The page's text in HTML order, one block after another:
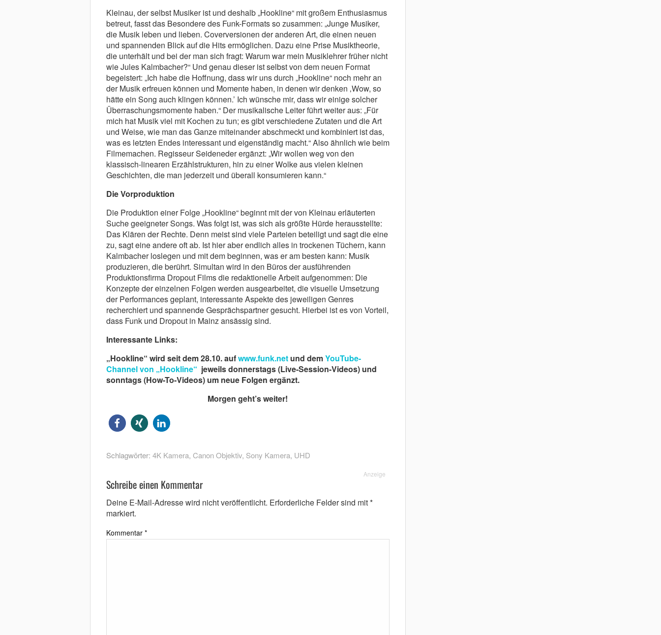
Kleinau, der selbst Musiker ist und deshalb „Hookline“ mit großem Enthusiasmus
betreut, fasst das Besondere des Funk-Formats so zusammen: „Junge Musiker,
die Musik leben und lieben. Coverversionen der anderen Art, die einen neuen
und spannenden Blick auf die Hits ermöglichen. Dazu eine Prise Musiktheorie,
die unterhält und bei der man sich fragt: Warum war mein Musiklehrer früher nicht
wie Jules Kalmbacher?“ Und genau dieser ist selbst von dem neuen Format
begeistert: „Ich habe die Hoffnung, dass wir uns durch „Hookline“ noch mehr an
der Musik erfreuen können und Momente haben, in denen wir denken ‚Wow, so
hätte ein Song auch klingen können.’ Ich wünsche mir, dass wir einige solcher
Überraschungsmomente haben.“ Der musikalische Leiter führt weiter aus: „Für
mich hat Musik viel mit Kochen zu tun; es gibt verschiedene Zutaten und die Art
und Weise, wie man das Ganze miteinander abschmeckt und kombiniert ist das,
was es letzten Endes interessant und eigenständig macht.“ Also ähnlich wie beim
Filmemachen. Regisseur Seideneder ergänzt: „Wir wollen weg von den
klassisch-linearen Erzählstrukturen, hin zu einer Wolke aus vielen kleinen
Geschichten, die man jederzeit und überall konsumieren kann.“
Die Vorproduktion
Die Produktion einer Folge „Hookline“ beginnt mit der von Kleinau erläuterten
Suche geeigneter Songs. Was folgt ist, was sich als größte Hürde herausstellte:
Das Klären der Rechte. Denn meist sind viele Parteien beteiligt und sagt die eine
zu, sagt eine andere oft ab. Ist hier aber endlich alles in trockenen Tüchern, kann
Kalmbacher loslegen und mit dem beginnen, was er am besten kann: Musik
produzieren, die berührt. Simultan wird in den Büros der ausführenden
Produktionsfirma Dropout Films die redaktionelle Arbeit aufgenommen: Die
Konzepte der einzelnen Folgen werden ausgearbeitet, die visuelle Umsetzung
der Performances geplant, interessante Aspekte des jeweiligen Genres
recherchiert und spannende Gesprächspartner gesucht. Hierbei ist es von Vorteil,
dass Funk und Dropout in Mainz ansässig sind.
Interessante Links:
„Hookline“ wird seit dem 28.10. aufwww.funk.netund demYouTube-
Channel von „Hookline“ jeweils donnerstags (Live-Session-Videos) und
sonntags (How-To-Videos) um neue Folgen ergänzt.
Morgen geht’s weiter!
Schlagwörter: 4K Kamera, Canon Objektiv, Sony Kamera, UHD
Anzeige
Schreibe einen Kommentar
Deine E-Mail-Adresse wird nicht veröffentlicht. Erforderliche Felder sind mit*
markiert.
Kommentar *